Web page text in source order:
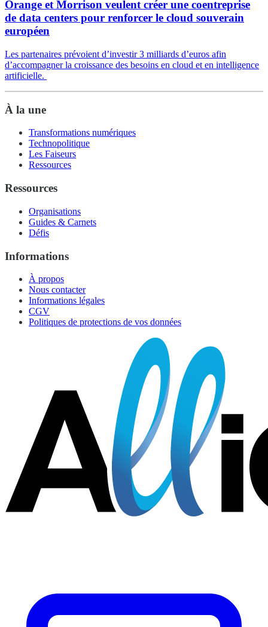
Orange et Morrison veulent créer une coentreprise
de data centers pour renforcer le cloud souverain
européen
Les partenaires prévoient d’investir 3 milliards d’euros afin
d’accompagner la croissance des besoins en cloud et en intelligence
artificielle.
À la une
Transformations numériques
Technopolitique
Les Faiseurs
Ressources
Ressources
Organisations
Guides & Carnets
Défis
Informations
À propos
Nous contacter
Informations légales
CGV
Politiques de protections de vos données